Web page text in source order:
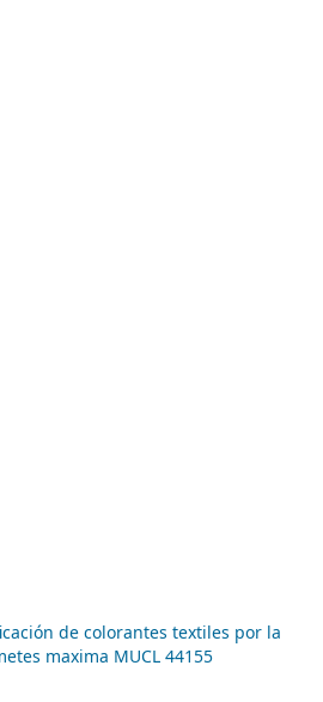
de colorantes textiles por la
maxima MUCL 44155